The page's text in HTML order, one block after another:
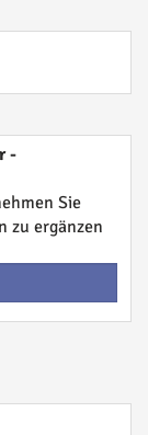
-
Sie
zu ergänzen